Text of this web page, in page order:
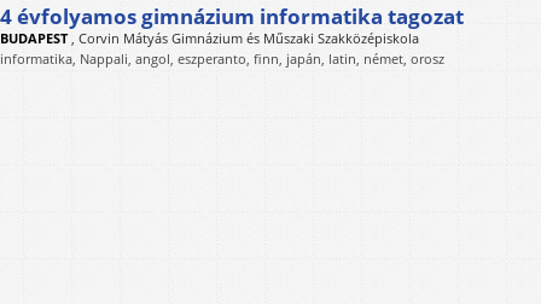
4 évfolyamos gimnázium informatika tagozat
BUDAPEST Corvin Mátyás Gimnázium és Műszaki Szakközépiskola
informatika, Nappali, angol, eszperanto, finn, japán, latin, német, orosz